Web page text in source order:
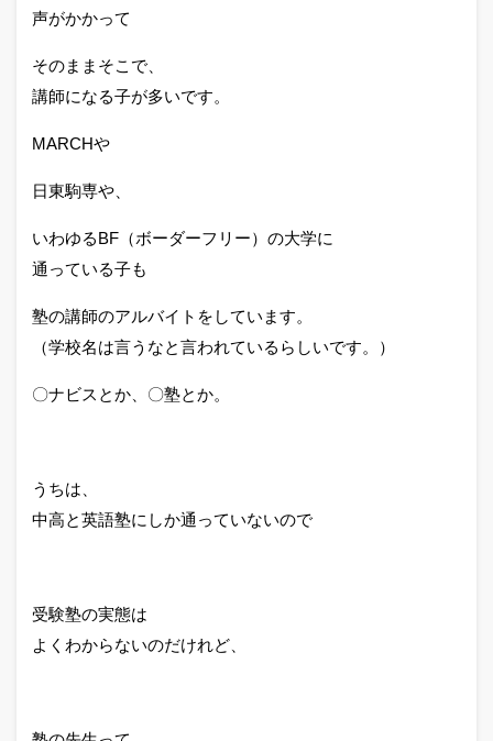
声がかかって
そのままそこで、
講師になる子が多いです。
MARCHや
日東駒専や、
いわゆるBF（ボーダーフリー）の大学に
通っている子も
塾の講師のアルバイトをしています。
（学校名は言うなと言われているらしいです。）
〇ナビスとか、〇塾とか。
うちは、
中高と英語塾にしか通っていないので
受験塾の実態は
よくわからないのだけれど、